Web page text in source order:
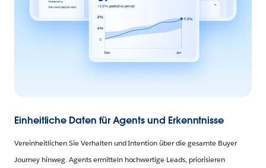
Einheitliche Daten für Agents und Erkenntnisse
Vereinheitlichen Sie Verhalten und Intention über die gesamte Buyer
Journey hinweg. Agents ermitteln hochwertige Leads, priorisieren